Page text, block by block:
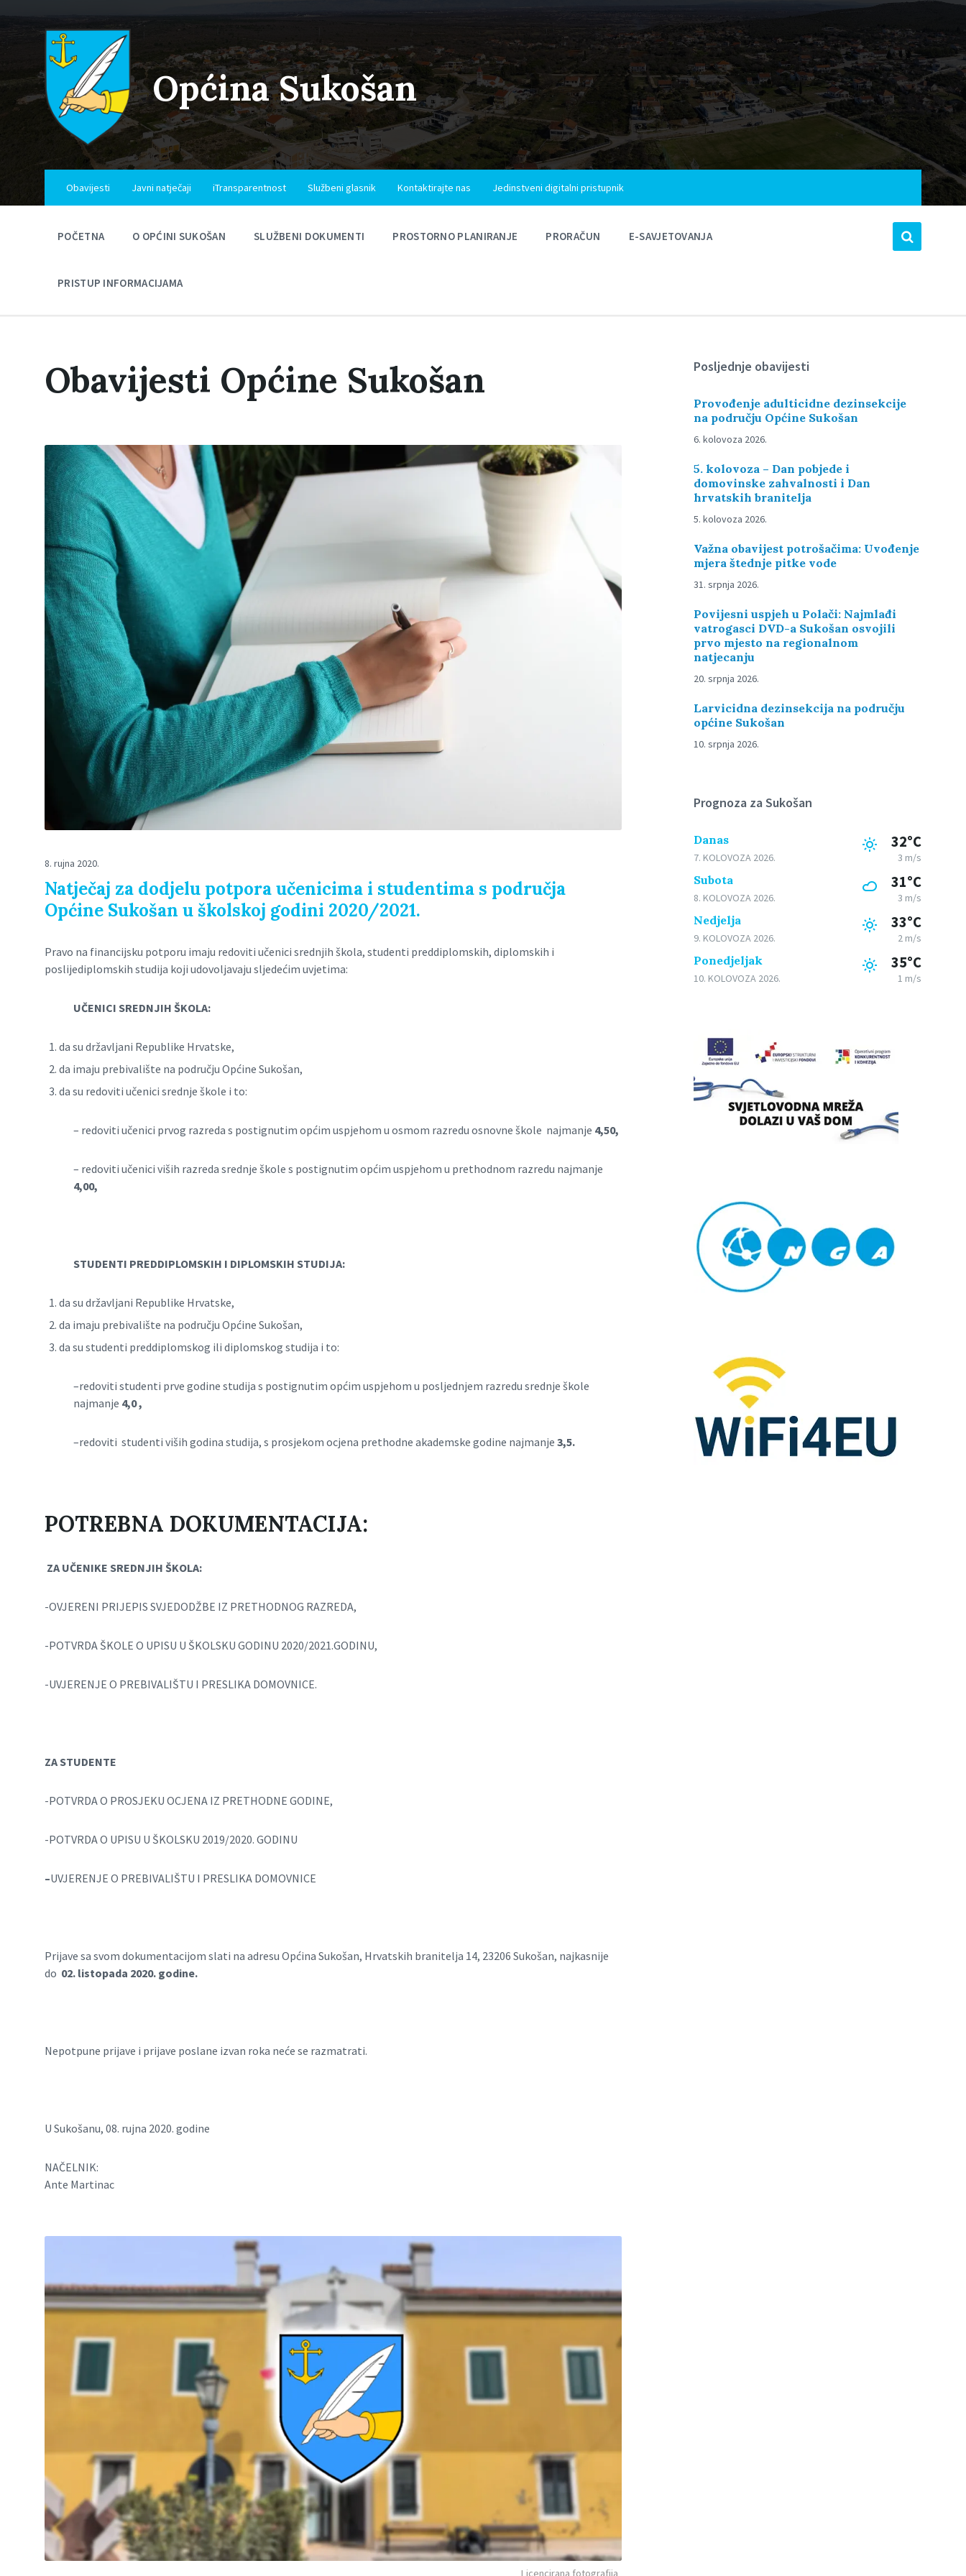
to
content
to
navigation
to
Općina Sukošan
Obavijesti Javni natječaji iTransparentnost Službeni glasnik Kontaktirajte nas Jedinstveni digitalni pristupnik
POČETNA O OPĆINI SUKOŠAN SLUŽBENI DOKUMENTI PROSTORNO PLANIRANJE PRORAČUN E-SAVJETOVANJA
PRISTUP INFORMACIJAMA
Obavijesti Općine Sukošan
8. rujna 2020.
Natječaj za dodjelu potpora učenicima i studentima s područja
Općine Sukošan u školskoj godini 2020/2021.
Pravo na financijsku potporu imaju redoviti učenici srednjih škola, studenti preddiplomskih, diplomskih i
poslijediplomskih studija koji udovoljavaju sljedećim uvjetima:
UČENICI SREDNJIH ŠKOLA:
da su državljani Republike Hrvatske,
da imaju prebivalište na području Općine Sukošan,
da su redoviti učenici srednje škole i to:
– redoviti učenici prvog razreda s postignutim općim uspjehom u osmom razredu osnovne škole najmanje 4,50,
– redoviti učenici viših razreda srednje škole s postignutim općim uspjehom u prethodnom razredu najmanje
4,00,
STUDENTI PREDDIPLOMSKIH I DIPLOMSKIH STUDIJA:
da su državljani Republike Hrvatske,
da imaju prebivalište na području Općine Sukošan,
da su studenti preddiplomskog ili diplomskog studija i to:
–redoviti studenti prve godine studija s postignutim općim uspjehom u posljednjem razredu srednje škole
najmanje 4,0 ,
–redoviti studenti viših godina studija, s prosjekom ocjena prethodne akademske godine najmanje 3,5.
POTREBNA DOKUMENTACIJA:
ZA UČENIKE SREDNJIH ŠKOLA:
-OVJERENI PRIJEPIS SVJEDODŽBE IZ PRETHODNOG RAZREDA,
-POTVRDA ŠKOLE O UPISU U ŠKOLSKU GODINU 2020/2021.GODINU,
-UVJERENJE O PREBIVALIŠTU I PRESLIKA DOMOVNICE.
ZA STUDENTE
-POTVRDA O PROSJEKU OCJENA IZ PRETHODNE GODINE,
-POTVRDA O UPISU U ŠKOLSKU 2019/2020. GODINU
–UVJERENJE O PREBIVALIŠTU I PRESLIKA DOMOVNICE
Prijave sa svom dokumentacijom slati na adresu Općina Sukošan, Hrvatskih branitelja 14, 23206 Sukošan, najkasnije
do 02. listopada 2020. godine.
Nepotpune prijave i prijave poslane izvan roka neće se razmatrati.
U Sukošanu, 08. rujna 2020. godine
NAČELNIK:
Ante Martinac
Licencirana fotografija
Posljednje obavijesti
Provođenje adulticidne dezinsekcije
na području Općine Sukošan
6. kolovoza 2026.
5. kolovoza – Dan pobjede i
domovinske zahvalnosti i Dan
hrvatskih branitelja
5. kolovoza 2026.
Važna obavijest potrošačima: Uvođenje
mjera štednje pitke vode
31. srpnja 2026.
Povijesni uspjeh u Polači: Najmlađi
vatrogasci DVD-a Sukošan osvojili
prvo mjesto na regionalnom
natjecanju
20. srpnja 2026.
Larvicidna dezinsekcija na području
općine Sukošan
10. srpnja 2026.
Prognoza za Sukošan
Danas
7. KOLOVOZA 2026.
32°C
3 m/s
Subota
8. KOLOVOZA 2026.
31°C
3 m/s
Nedjelja
9. KOLOVOZA 2026.
33°C
2 m/s
Ponedjeljak
10. KOLOVOZA 2026.
35°C
1 m/s